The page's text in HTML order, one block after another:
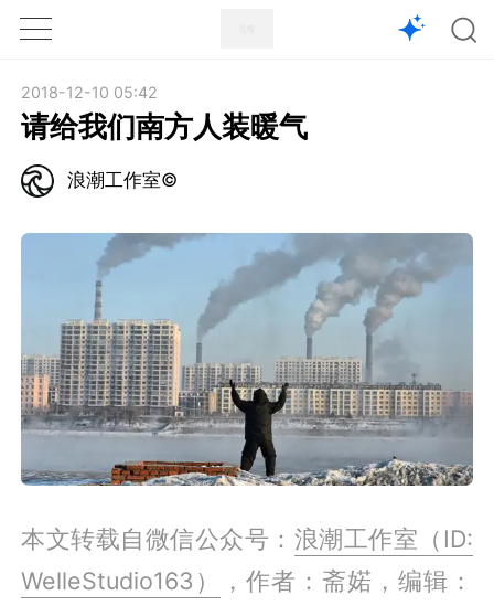
1X
2018-12-10 05:42
请给我们南方人装暖气
浪潮工作室©
本文转载自微信公众号： 浪潮工作室（ID:
WelleStudio163）
，作者：斋婼，编辑：